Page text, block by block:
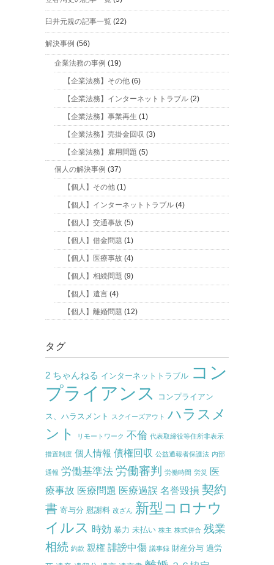
臼井元規の記事一覧 (22)
解決事例 (56)
企業法務の事例 (19)
【企業法務】その他 (6)
【企業法務】インターネットトラブル (2)
【企業法務】事業再生 (1)
【企業法務】売掛金回収 (3)
【企業法務】雇用問題 (5)
個人の解決事例 (37)
【個人】その他 (1)
【個人】インターネットトラブル (4)
【個人】交通事故 (5)
【個人】借金問題 (1)
【個人】医療事故 (4)
【個人】相続問題 (9)
【個人】遺言 (4)
【個人】離婚問題 (12)
タグ
2 ちゃんねる インターネットトラブル コン
プライアンス
コンプライアン
ス、ハラスメント スクイーズアウト ハラスメ
ント
リモートワーク 不倫 代表取締役等住所非表示
措置制度 個人情報 債権回収 公益通報者保護法 内部
通報 労働基準法 労働審判 労働時間 労災
医
療事故 医療問題 医療過誤 名誉毀損 契約
書 寄与分 慰謝料 改ざん 新型コロナウ
イルス 時効 暴力 未払い 株主 株式併合 残業
相続 約款 親権 誹謗中傷 議事録 財産分与 過労